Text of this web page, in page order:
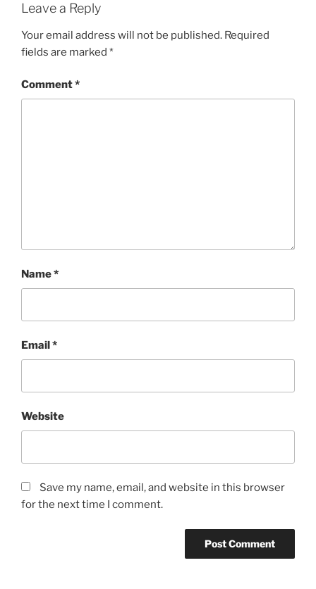
Leave a Reply
Your email address will not be published. Required
fields are marked *
Comment*
Name*
Email *
Website
Save my name, email, and website in this browser
for the next time I comment.